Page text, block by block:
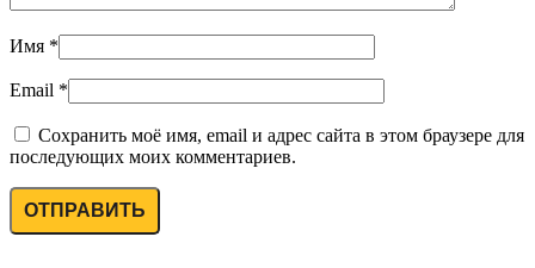
Имя *
Email *
Сохранить моё имя, email и адрес сайта в этом браузере для
последующих моих комментариев.